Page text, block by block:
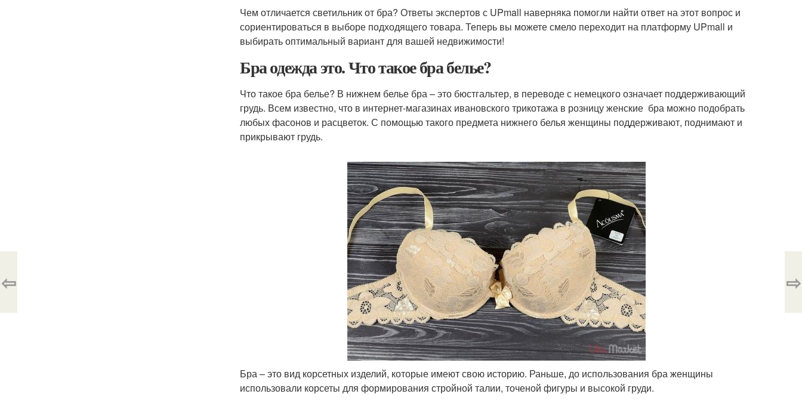
Чем отличается светильник от бра? Ответы экспертов с UPmall наверняка помогли найти ответ на этот вопрос и
сориентироваться в выборе подходящего товара. Теперь вы можете смело переходит на платформу UPmall и
выбирать оптимальный вариант для вашей недвижимости!
Бра одежда это. Что такое бра белье?
Что такое бра белье? В нижнем белье бра – это бюстгальтер, в переводе с немецкого означает поддерживающий
грудь. Всем известно, что в интернет-магазинах ивановского трикотажа в розницу женские бра можно подобрать
любых фасонов и расцветок. С помощью такого предмета нижнего белья женщины поддерживают, поднимают и
прикрывают грудь.
Бра – это вид корсетных изделий, которые имеют свою историю. Раньше, до использования бра женщины
использовали корсеты для формирования стройной талии, точеной фигуры и высокой груди.
⇦ ⇨